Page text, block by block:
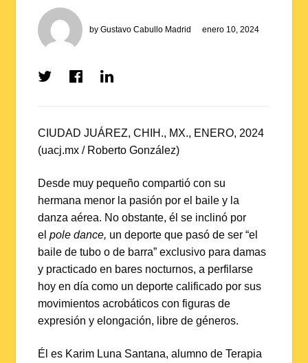
byGustavo Cabullo Madrid enero 10, 2024
ShareShareShare
CIUDAD JUÁREZ, CHIH., MX., ENERO, 2024
(uacj.mx / Roberto González)
Desde muy pequeño compartió con su
hermana menor la pasión por el baile y la
danza aérea. No obstante, él se inclinó por
elpole dance, un deporte que pasó de ser “el
baile de tubo o de barra” exclusivo para damas
y practicado en bares nocturnos, a perfilarse
hoy en día como un deporte calificado por sus
movimientos acrobáticos con figuras de
expresión y elongación, libre de géneros.
Él es Karim Luna Santana, alumno de Terapia